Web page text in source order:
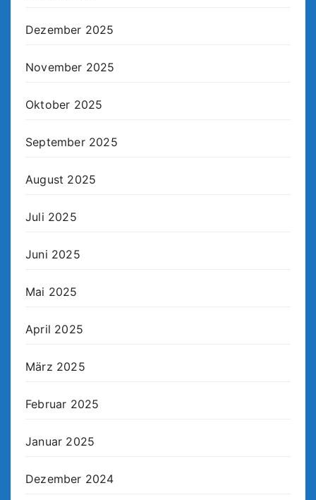
Dezember 2025
November 2025
Oktober 2025
September 2025
August 2025
Juli 2025
Juni 2025
Mai 2025
April 2025
März 2025
Februar 2025
Januar 2025
Dezember 2024